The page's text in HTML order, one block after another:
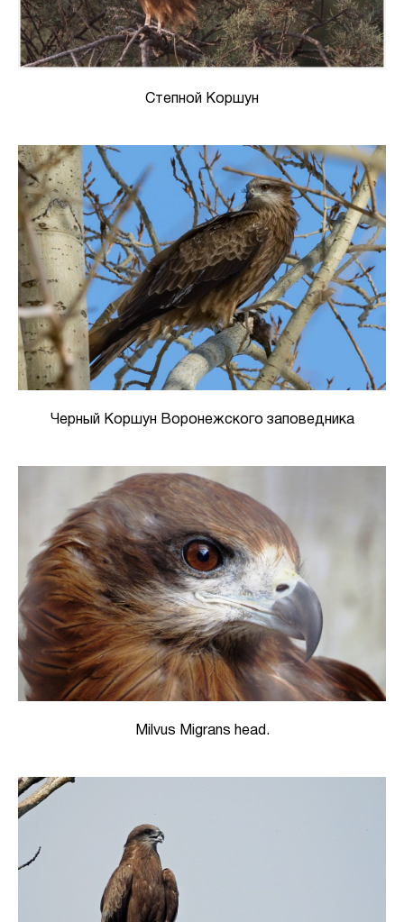
Степной Коршун
Черный Коршун Воронежского заповедника
Milvus Migrans head.